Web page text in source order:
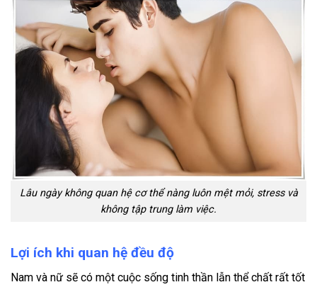
Lâu ngày không quan hệ cơ thể nàng luôn mệt mỏi, stress và
không tập trung làm việc.
Lợi ích khi quan hệ đều độ
Nam và nữ sẽ có một cuộc sống tinh thần lẫn thể chất rất tốt